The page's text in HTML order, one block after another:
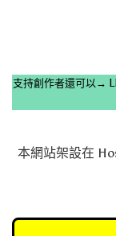
支持創作者還可以→
本網站架設在